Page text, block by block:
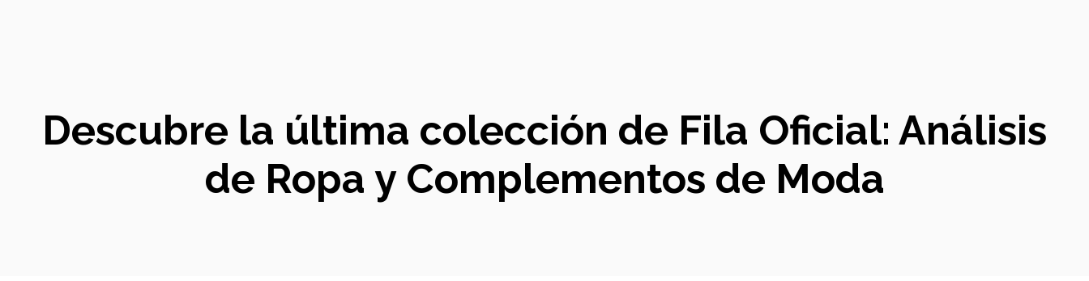
Descubre la última colección de Fila Oficial: Análisis
de Ropa y Complementos de Moda